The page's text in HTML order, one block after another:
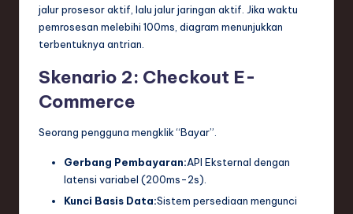
jalur prosesor aktif, lalu jalur jaringan aktif. Jika waktu
pemrosesan melebihi 100ms, diagram menunjukkan
terbentuknya antrian.
Skenario 2: Checkout E-
Commerce
Seorang pengguna mengklik “Bayar”.
Gerbang Pembayaran:API Eksternal dengan
latensi variabel (200ms-2s).
Kunci Basis Data:Sistem persediaan mengunci